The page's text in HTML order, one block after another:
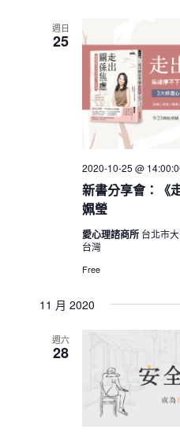
週日
25
新書分享會：《
姵瑩
2020-10-25 @
愛心理諮商所 台北市
台灣
Free
11 月 2020
週六
28